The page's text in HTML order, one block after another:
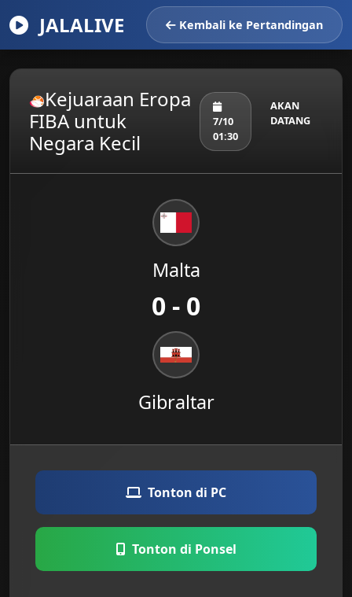
JALALIVE Kembali ke Pertandingan
Kejuaraan Eropa
FIBA untuk
Negara Kecil
7/10
01:30
AKAN
DATANG
Malta
0 - 0
Gibraltar
Tonton di PC
Tonton di Ponsel